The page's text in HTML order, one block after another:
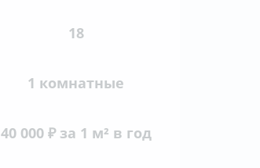
18
1 комнатные
40 000 ₽ за 1 м² в год